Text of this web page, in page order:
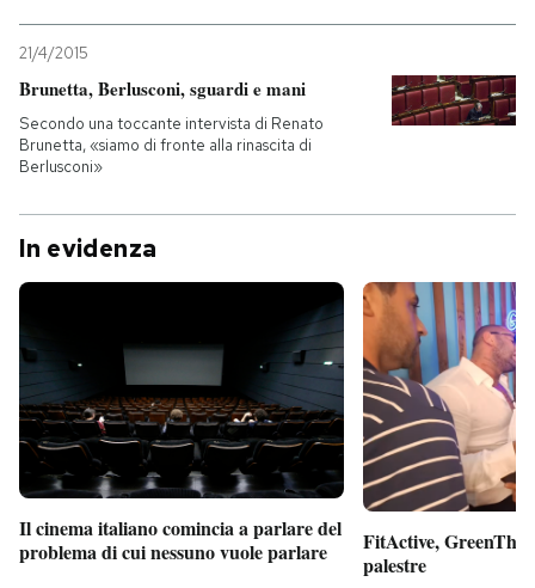
21/4/2015
Brunetta, Berlusconi, sguardi e mani
Secondo una toccante intervista di Renato
Brunetta, «siamo di fronte alla rinascita di
Berlusconi»
In evidenza
Il cinema italiano comincia a parlare del
problema di cui nessuno vuole parlare
FitActive,
palestre